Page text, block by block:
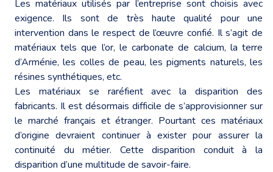
Les matériaux utilisés par l’entreprise sont choisis avec
exigence. Ils sont de très haute qualité pour une
intervention dans le respect de l’œuvre confié. Il s’agit de
matériaux tels que l’or, le carbonate de calcium, la terre
d’Arménie, les colles de peau, les pigments naturels, les
résines synthétiques, etc.
Les matériaux se raréfient avec la disparition des
fabricants. Il est désormais difficile de s’approvisionner sur
le marché français et étranger. Pourtant ces matériaux
d’origine devraient continuer à exister pour assurer la
continuité du métier. Cette disparition conduit à la
disparition d’une multitude de savoir-faire.